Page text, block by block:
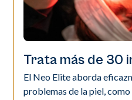
Trata más de 30
El Neo Elite aborda
problemas de la piel, como